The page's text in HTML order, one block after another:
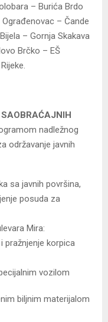
– Burića Brdo
– Čande
– Gornja Skakava
Brčko – EŠ
nadležnog
održavanje javnih
sa javnih površina,
posuda za
Mira:
pražnjenje korpica
vozilom
biljnim materijalom